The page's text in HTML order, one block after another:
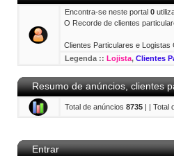
Encontra-se neste portal 0
O Recorde de clientes
Clientes Particulares e Logistas
Legenda :: Lojista, Clientes
Resumo de anúncios, clientes
Total de anúncios 8735 | | Total
Entrar